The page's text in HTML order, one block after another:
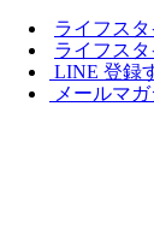
ライフス
ライフス
LINE 登録
メールマ